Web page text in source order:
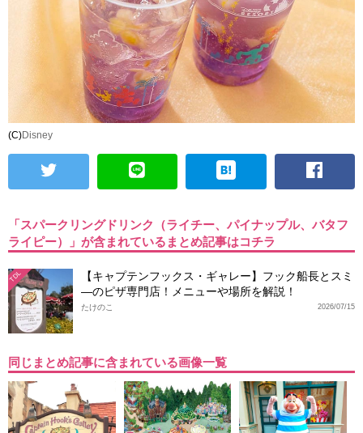
(C)Disney
「スパークリングドリンク（ライチー、パイナップル、バタフ
ライピー）」が含まれているまとめ記事はコチラ
TDL
【キャプテンフックス・ギャレー】フック船長とスミ
―のピザ専門店！メニューや場所を解説！
2026/07/15
たけのこ
同じまとめ記事に含まれている画像一覧